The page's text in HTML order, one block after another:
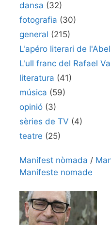
dansa (32)
fotografia (30)
general (215)
L'apéro literari de
L'ull franc del Rafael
literatura (41)
música (59)
opinió (3)
sèries de TV (4)
teatre (25)
Manifest nòmada /
Manifeste nomade